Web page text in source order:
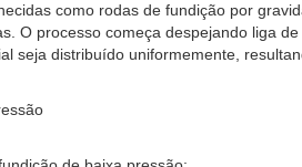
como rodas de fundição por
O processo começa despejando liga
seja distribuído uniformemente,